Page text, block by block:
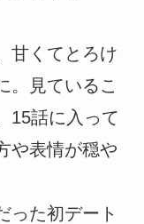
甘くてとろけ
。見ているこ
15話に入って
や表情が穏や
った初デート